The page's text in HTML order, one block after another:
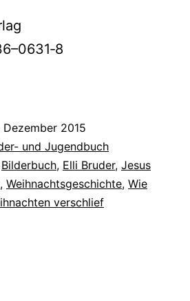
Dezember 2015
und Jugendbuch
Bilderbuch, Elli Bruder, Jesus
, Weihnachtsgeschichte, Wie
verschlief